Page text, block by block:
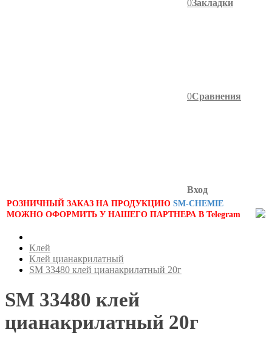
0Закладки
0Сравнения
Вход
РОЗНИЧНЫЙ ЗАКАЗ НА ПРОДУКЦИЮ SM-CHEMIE
МОЖНО ОФОРМИТЬ У НАШЕГО ПАРТНЕРА В Telegram
Клей
Клей цианакрилатный
SM 33480 клей цианакрилатный 20г
SM 33480 клей
цианакрилатный 20г